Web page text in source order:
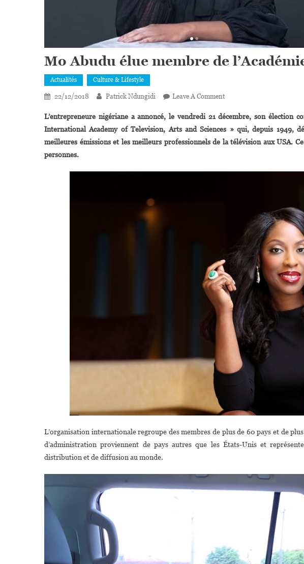
Mo Abudu élue membre de
Actualités Culture & Lifestyle
22/12/2018 Patrick Ndungidi Leave A CommentOn
Abudu
Élue
Membre
L’entrepreneure nigériane a annoncé, le vendredi 21 décembre, son élection
International Academy of Television, Arts and Sciences » qui, depuis 1949,
meilleures émissions et les meilleurs professionnels de la télévision aux USA.
personnes.
L’organisation internationale regroupe des membres de plus de 60 pays et de
d’administration proviennent de pays autres que les États-Unis et
distribution et de diffusion au monde.